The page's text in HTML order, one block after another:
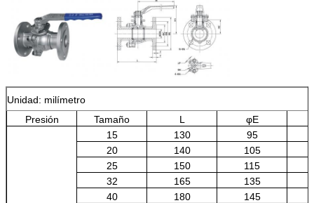
Unidad: milímetro
Presión
Tamaño L φE
15 130
95
20
140
105
25
150
115
32
165 135
40
180
145